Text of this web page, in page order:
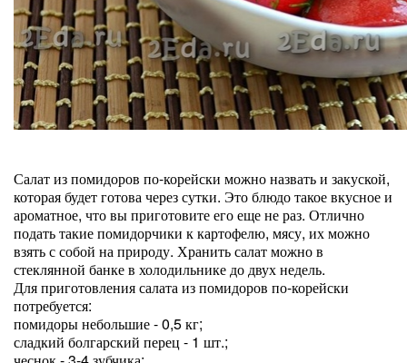
Салат из помидоров по-корейски можно назвать и закуской,
которая будет готова через сутки. Это блюдо такое вкусное и
ароматное, что вы приготовите его еще не раз. Отлично
подать такие помидорчики к картофелю, мясу, их можно
взять с собой на природу. Хранить салат можно в
стеклянной банке в холодильнике до двух недель.
Для приготовления салата из помидоров по-корейски
потребуется:
помидоры небольшие - 0,5 кг;
сладкий болгарский перец - 1 шт.;